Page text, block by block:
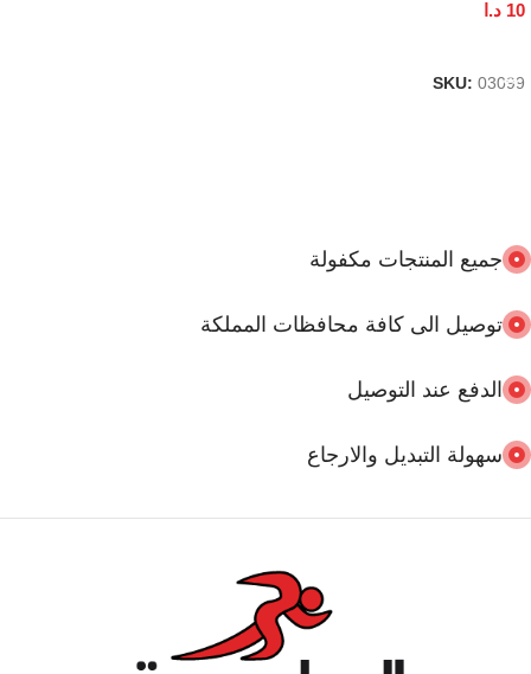
10 د.ا
SKU: 03099
جميع المنتجات مكفولة
توصيل الى كافة محافظات المملكة
الدفع عند التوصيل
سهولة التبديل والارجاع